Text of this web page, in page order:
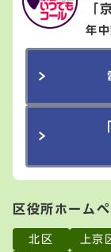
「
年
区役所ホーム
北区 上京